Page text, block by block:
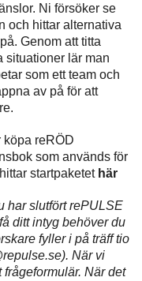
Ni försöker se
och hittar alternativa
Genom att titta
situationer lär man
som ett team och
av på för att
köpa reRÖD
som används för
startpaketet här
har slutfört rePULSE
ditt intyg behöver du
fyller i på träff tio
). När vi
När det